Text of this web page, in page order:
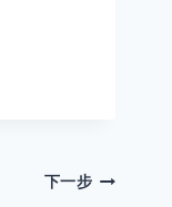
下一步